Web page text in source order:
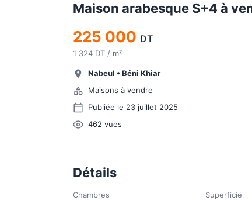
Maison arabesque S+4 à
225 000 DT
1 324 DT / m²
Nabeul • Béni Khiar
Maisons à vendre
Publiée le 23 juillet 2025
462 vues
Détails
Chambres Superficie